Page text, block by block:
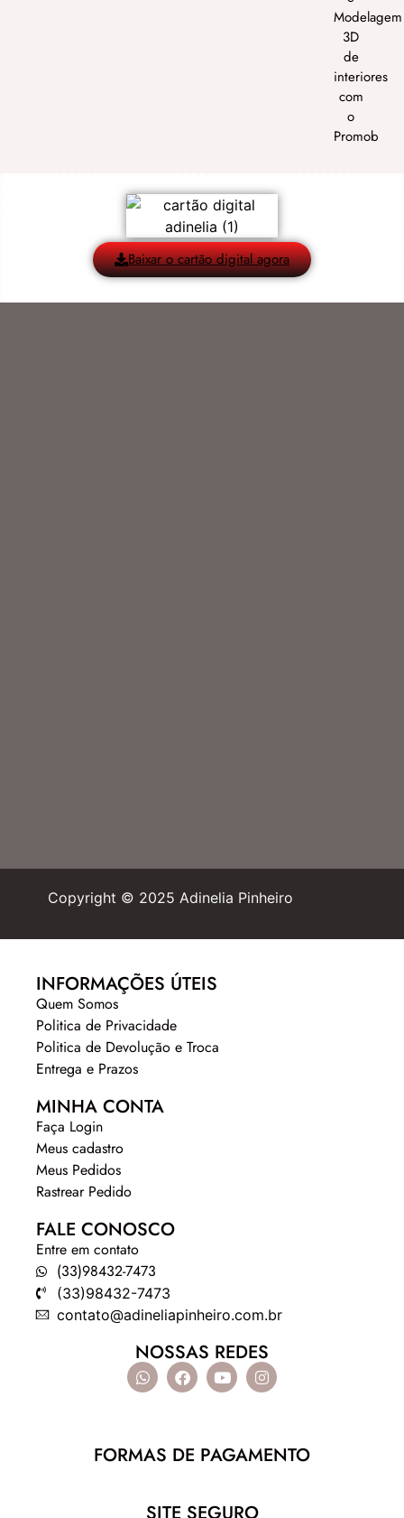
Baixar o cartão digital agora
Copyright © 2025 Adinelia Pinheiro
INFORMAÇÕES ÚTEIS
Quem Somos
Politica de Privacidade
Politica de Devolução e Troca
Entrega e Prazos
MINHA CONTA
Faça Login
Meus cadastro
Meus Pedidos
Rastrear Pedido
FALE CONOSCO
Entre em contato
(33)98432-7473
(33)98432-7473
contato@adineliapinheiro.com.br
NOSSAS REDES
FORMAS DE PAGAMENTO